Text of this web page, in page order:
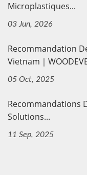
Microplastiques...
03 Jun, 2026
Recommandation
Vietnam｜
05 Oct, 2025
Recommandations
Solutions...
11 Sep, 2025